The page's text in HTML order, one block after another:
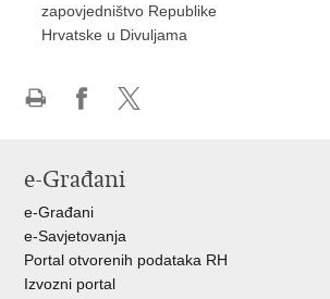
zapovjedništvo Republike
Hrvatske u Divuljama
Facebooku
X-
e-Građani
e-Građani
e-Savjetovanja
Portal otvorenih podataka RH
Izvozni portal